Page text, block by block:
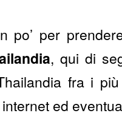
po’ per
, qui di
fra i
ed